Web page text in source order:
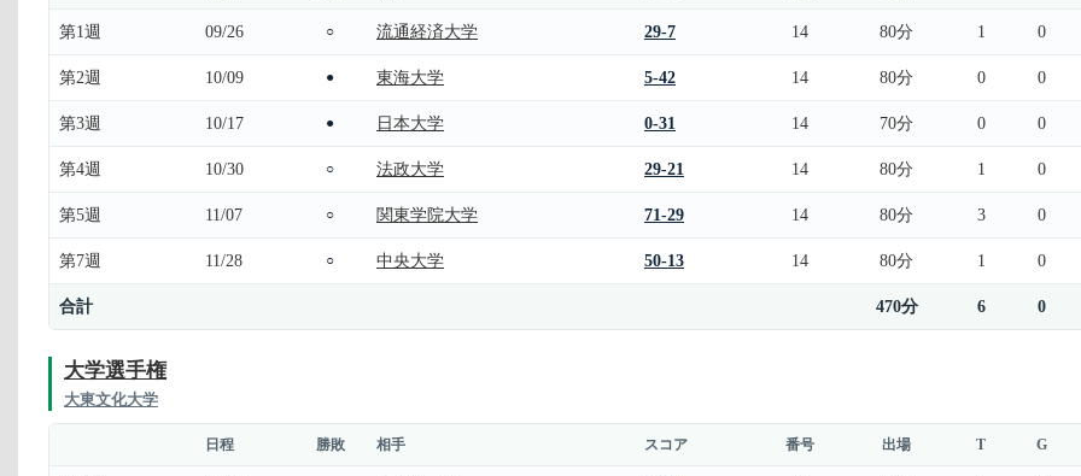
第1週 09/26 ○ 流通経済大学 29-7 14 80分 1 0
第2週 10/09 ● 東海大学 5-42 14 80分 0 0
第3週 10/17 ● 日本大学 0-31 14 70分 0 0
第4週 10/30 ○ 法政大学 29-21 14 80分 1 0
第5週 11/07 ○ 関東学院大学 71-29 14 80分 3 0
第7週 11/28 ○ 中央大学 50-13 14 80分 1 0
合計 470分 6 0
大学選手権
大東文化大学
日程 勝敗 相手 スコア 番号 出場 T G